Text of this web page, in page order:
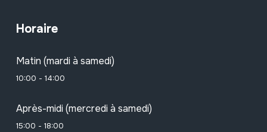
Horaire
Matin (mardi à samedi)
10:00 - 14:00
Après-midi (mercredi à samedi)
15:00 - 18:00